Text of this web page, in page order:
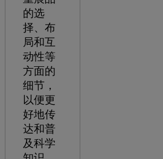
的选
择、布
局和互
动性等
方面的
细节，
以便更
好地传
达和普
及科学